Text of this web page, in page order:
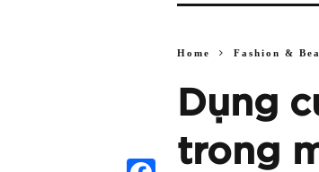
Home Fashion &
Dụng
trong